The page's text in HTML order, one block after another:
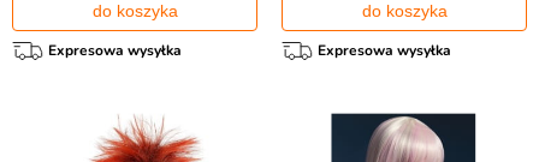
do koszyka
Expresowa wysyłka
do koszyka
Expresowa wysyłka